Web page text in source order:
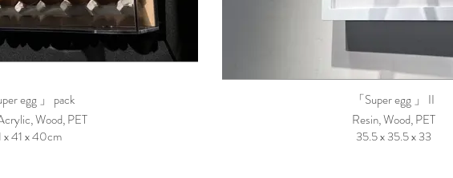
egg 」 pack
Wood, PET
x 41 x 40cm
「Super egg 」 II
Resin, Wood, PET
35.5 x 35.5 x 33